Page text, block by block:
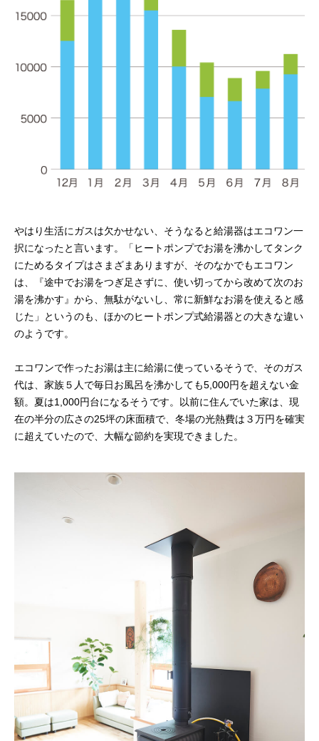
やはり生活にガスは欠かせない、そうなると給湯器はエコワン一
択になったと言います。「ヒートポンプでお湯を沸かしてタンク
にためるタイプはさまざまありますが、そのなかでもエコワン
は、『途中でお湯をつぎ足さずに、使い切ってから改めて次のお
湯を沸かす』から、無駄がないし、常に新鮮なお湯を使えると感
じた」というのも、ほかのヒートポンプ式給湯器との大きな違い
のようです。
エコワンで作ったお湯は主に給湯に使っているそうで、そのガス
代は、家族５人で毎日お風呂を沸かしても5,000円を超えない金
額。夏は1,000円台になるそうです。以前に住んでいた家は、現
在の半分の広さの25坪の床面積で、冬場の光熱費は３万円を確実
に超えていたので、大幅な節約を実現できました。